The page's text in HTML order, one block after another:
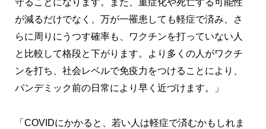
守ることになります。また、重症化や死亡する可能性
が減るだけでなく、万が一罹患しても軽症で済み、さ
らに周りにうつす確率も、ワクチンを打っていない人
と比較して格段と下がります。より多くの人がワクチ
ンを打ち、社会レベルで免疫力をつけることにより、
パンデミック前の日常により早く近づけます。」
「COVIDにかかると、若い人は軽症で済むかもしれま